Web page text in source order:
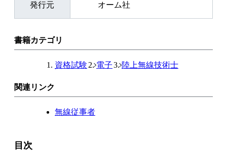
発行元 オーム社
書籍カテゴリ
資格試験 電子 陸上無線技術士
関連リンク
無線従事者
目次